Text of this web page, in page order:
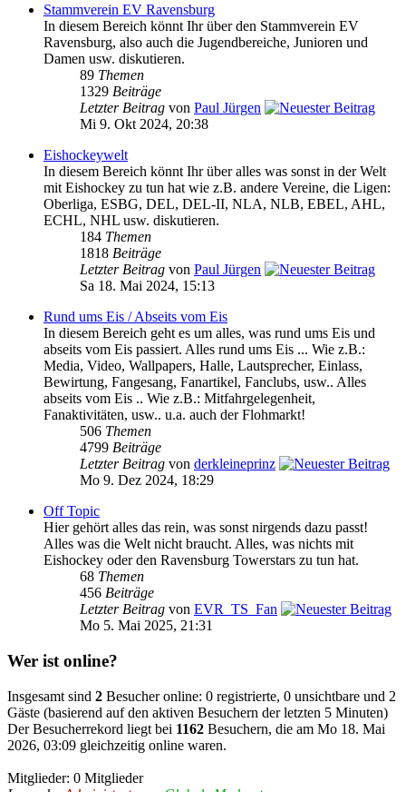
Stammverein EV Ravensburg
In diesem Bereich könnt Ihr über den Stammverein EV
Ravensburg, also auch die Jugendbereiche, Junioren und
Damen usw. diskutieren.
89 Themen
1329 Beiträge
Letzter Beitrag von Paul Jürgen
Mi 9. Okt 2024, 20:38
Eishockeywelt
In diesem Bereich könnt Ihr über alles was sonst in der Welt
mit Eishockey zu tun hat wie z.B. andere Vereine, die Ligen:
Oberliga, ESBG, DEL, DEL-II, NLA, NLB, EBEL, AHL,
ECHL, NHL usw. diskutieren.
184 Themen
1818 Beiträge
Letzter Beitrag von Paul Jürgen
Sa 18. Mai 2024, 15:13
Rund ums Eis / Abseits vom Eis
In diesem Bereich geht es um alles, was rund ums Eis und
abseits vom Eis passiert. Alles rund ums Eis ... Wie z.B.:
Media, Video, Wallpapers, Halle, Lautsprecher, Einlass,
Bewirtung, Fangesang, Fanartikel, Fanclubs, usw.. Alles
abseits vom Eis .. Wie z.B.: Mitfahrgelegenheit,
Fanaktivitäten, usw.. u.a. auch der Flohmarkt!
506 Themen
4799 Beiträge
Letzter Beitrag von derkleineprinz
Mo 9. Dez 2024, 18:29
Off Topic
Hier gehört alles das rein, was sonst nirgends dazu passt!
Alles was die Welt nicht braucht. Alles, was nichts mit
Eishockey oder den Ravensburg Towerstars zu tun hat.
68 Themen
456 Beiträge
Letzter Beitrag von EVR_TS_Fan
Mo 5. Mai 2025, 21:31
Wer ist online?
Insgesamt sind 2 Besucher online: 0 registrierte, 0 unsichtbare und 2
Gäste (basierend auf den aktiven Besuchern der letzten 5 Minuten)
Der Besucherrekord liegt bei 1162 Besuchern, die am Mo 18. Mai
2026, 03:09 gleichzeitig online waren.
Mitglieder: 0 Mitglieder